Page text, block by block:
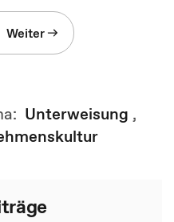
Weiter
Unterweisung ,